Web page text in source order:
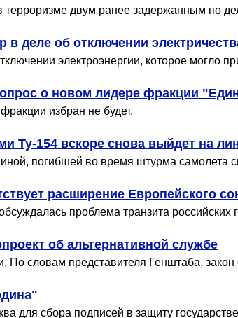
двум ранее задержанным по
деле об отключении
электроэнергии, которое могло
о новом лидере фракции
избран не будет.
Ту-154 вскоре снова выйдет на
погибшей во время штурма самолета
расширение Европейского
проблема транзита российских
об альтернативной службе
словам представителя Генштаба,
для сбора подписей в защиту